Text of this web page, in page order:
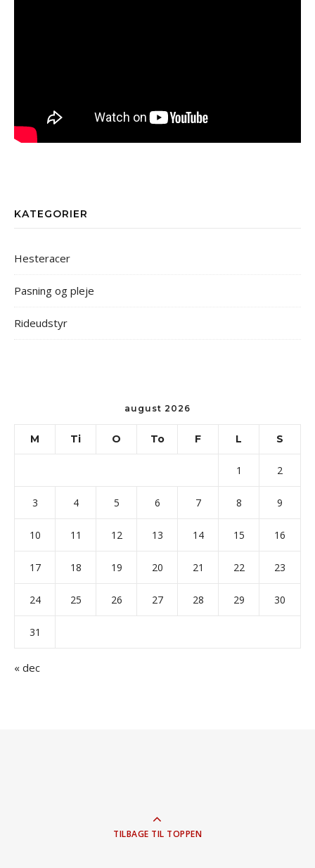
KATEGORIER
Hesteracer
Pasning og pleje
Rideudstyr
august 2026
M Ti O To F L S
1 2
3 4 5 6 7 8 9
10 11 12 13 14 15 16
17 18 19 20 21 22 23
24 25 26 27 28 29 30
31
« dec
TILBAGE TIL TOPPEN